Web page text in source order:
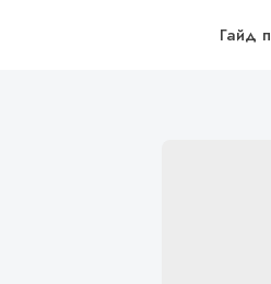
Гайд